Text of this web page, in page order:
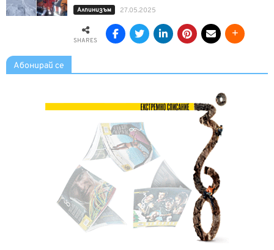
Алпинизъм 27.05.2025
SHARES
Абонирай се